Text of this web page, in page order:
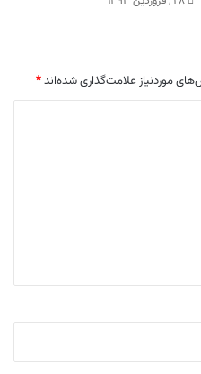
موردنیاز علامت‌گذاری شده‌اند*